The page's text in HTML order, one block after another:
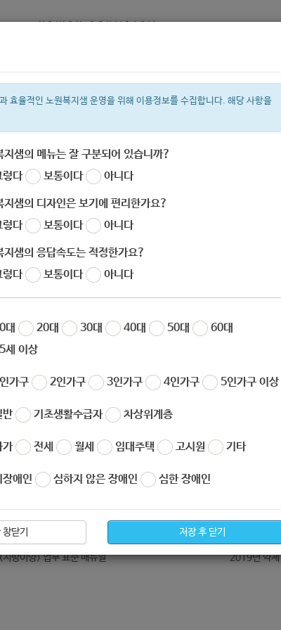
복지서비스 신청 복지시설찾기
복지관 이용시설 성민복지관
효율적인 노원복지샘 운영을 위해 이용정보를 수집합니다. 해당 사항을
지샘의 메뉴는 잘 구분되어 있습니까?
다
보통이다 아니다
지샘의 디자인은 보기에 편리한가요?
다
보통이다 아니다
지샘의 응답속도는 적정한가요?
다
보통이다 아니다
대 20대 30대 40대 50대
60대
이상
가구 2인가구 3인가구 4인가구 5인가구 이상
기초생활수급자 차상위계층
전세 월세 임대주택 고시원 기타
애인 심하지 않은 장애인 심한 장애인
닫기 저장 후 닫기
노원 복지샘 작성일 2019-12-23 16:39
심사_규정집최종.pdf
방이양) 업무 표준 매뉴얼